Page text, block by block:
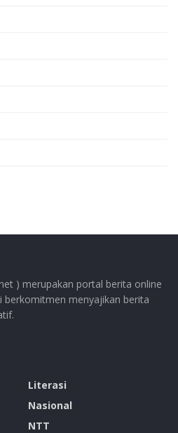
) merupakan portal berita online
berkomitmen menyajikan berita
Literasi
Nasional
NTT